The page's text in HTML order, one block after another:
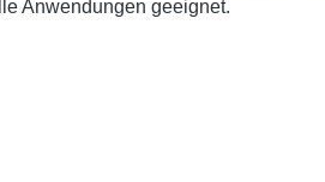
Anwendungen geeignet.